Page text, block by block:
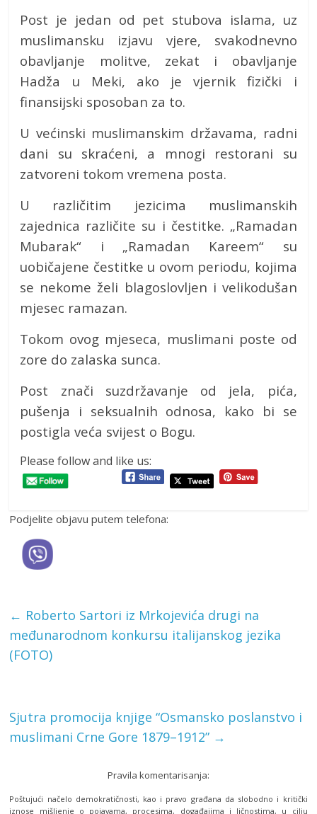
Post je jedan od pet stubova islama, uz
muslimansku izjavu vjere, svakodnevno
obavljanje molitve, zekat i obavljanje
Hadža u Meki, ako je vjernik fizički i
finansijski sposoban za to.
U većinski muslimanskim državama, radni
dani su skraćeni, a mnogi restorani su
zatvoreni tokom vremena posta.
U različitim jezicima muslimanskih
zajednica različite su i čestitke. „Ramadan
Mubarak“ i „Ramadan Kareem“ su
uobičajene čestitke u ovom periodu, kojima
se nekome želi blagoslovljen i velikodušan
mjesec ramazan.
​​​​Tokom ovog mjeseca, muslimani poste od
zore do zalaska sunca.
Post znači suzdržavanje od jela, pića,
pušenja i seksualnih odnosa, kako bi se
postigla veća svijest o Bogu.
Please follow and like us:
Podjelite objavu putem telefona:
← Roberto Sartori iz Mrkojevića drugi na
međunarodnom konkursu italijanskog jezika
(FOTO)
Sjutra promocija knjige “Osmansko poslanstvo i
muslimani Crne Gore 1879–1912” →
Pravila komentarisanja:
Poštujući načelo demokratičnosti, kao i pravo građana da slobodno i kritički
iznose mišljenje o pojavama, procesima, događajima i ličnostima, u cilju